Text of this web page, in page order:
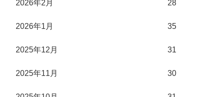
2026年2月 28
2026年1月 35
2025年12月 31
2025年11月 30